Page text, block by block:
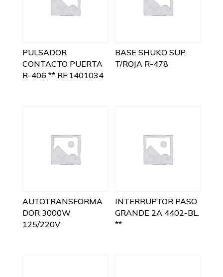
PULSADOR
CONTACTO PUERTA
R-406 ** RF:1401034
BASE SHUKO SUP.
T/ROJA R-478
AUTOTRANSFORMA
DOR 3000W
125/220V
INTERRUPTOR PASO
GRANDE 2A 4402-BL.
**